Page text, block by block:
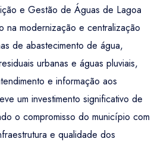
e Gestão de Águas de Lagoa
na modernização e centralização
de abastecimento de água,
urbanas e águas pluviais,
e informação aos
um investimento significativo de
o compromisso do município com
e qualidade dos